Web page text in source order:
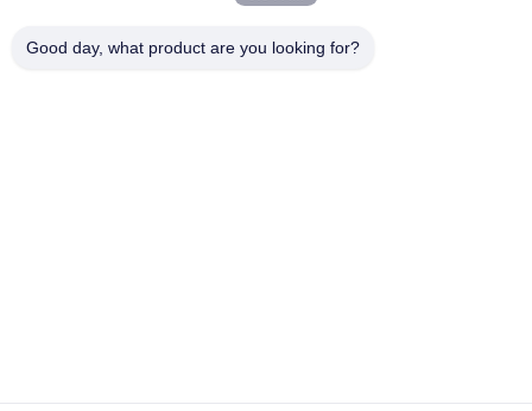
No. 228, Zhanxi Road, Jiangyin City, Wuxi City, Jiangsu
Good day, what product are you looking for?